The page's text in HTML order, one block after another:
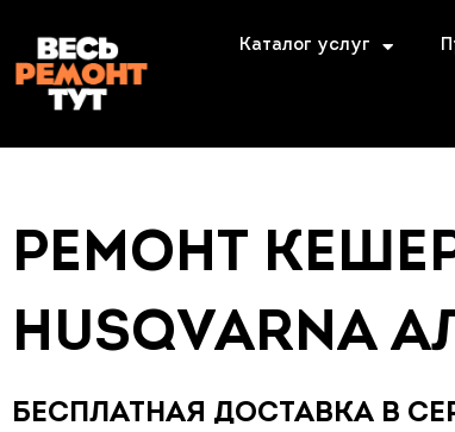
Каталог услуг
РЕМОНТ
HUSQVARNA
БЕСПЛАТНАЯ ДОСТАВКА В